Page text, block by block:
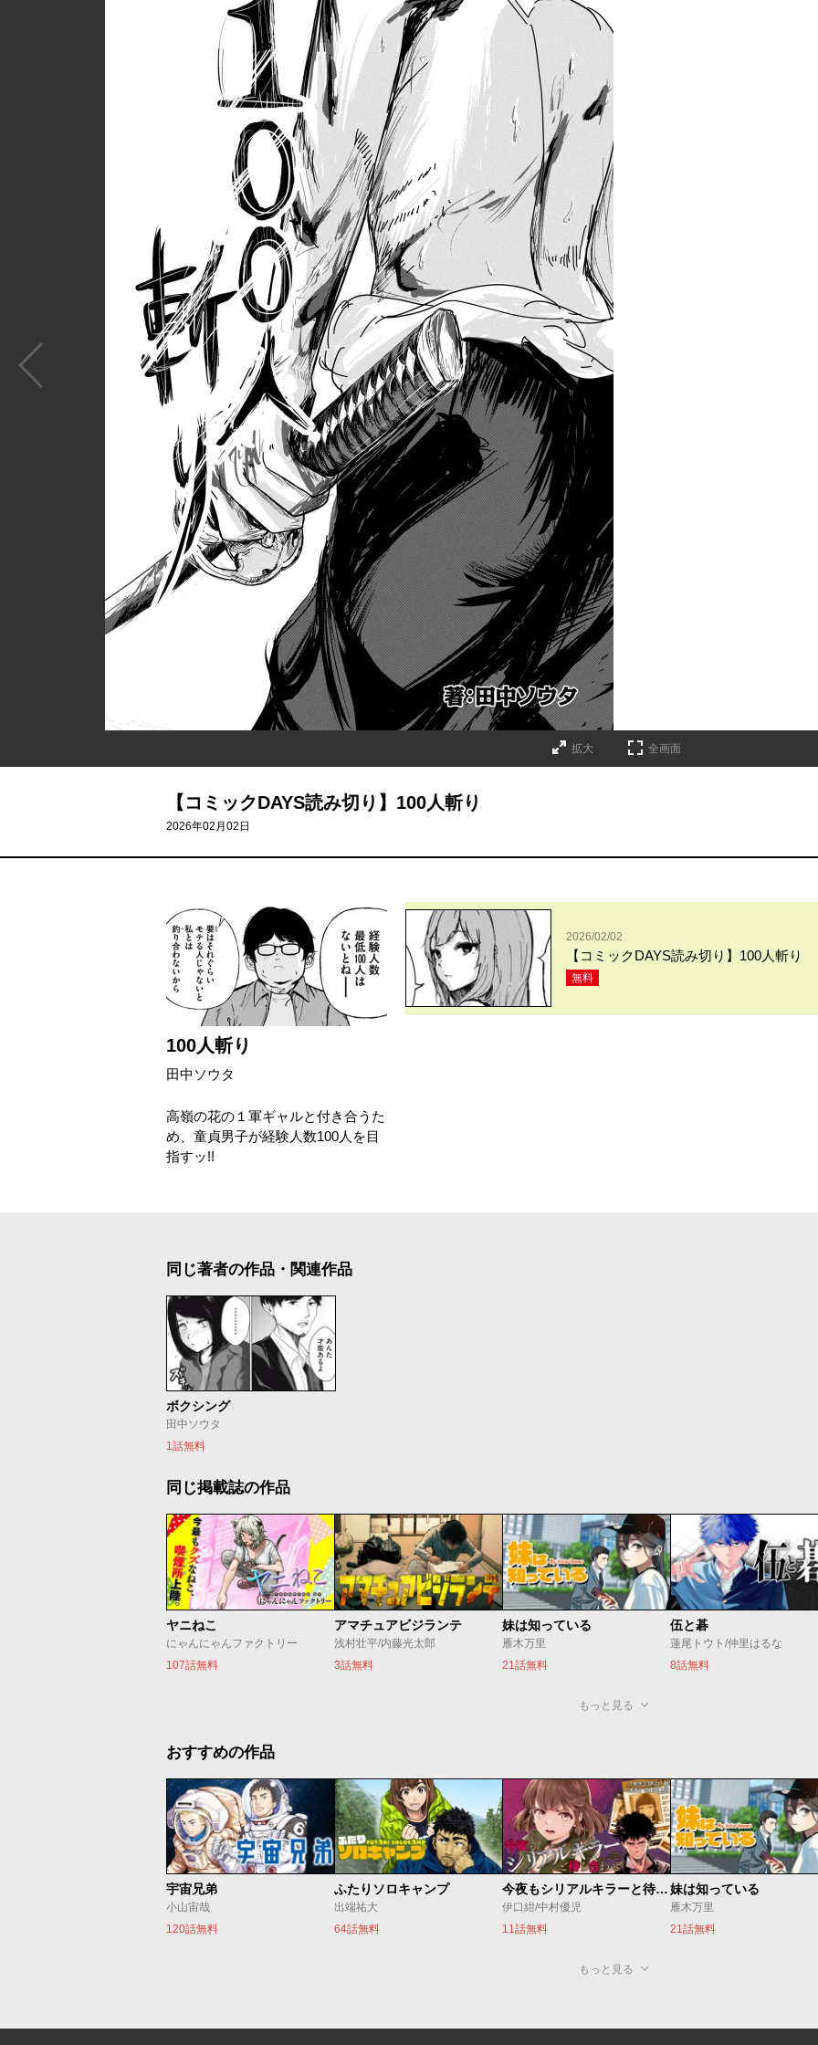
拡大 全画面
【コミックDAYS読み切り】100人斬り
2026年02月02日
100人斬り
田中ソウタ
高嶺の花の１軍ギャルと付き合うた
め、童貞男子が経験人数100人を目
指すッ!!
2026/02/02
【コミックDAYS読み切り】100人斬り
無料
同じ著者の作品・関連作品
ボクシング
田中ソウタ
1話無料
同じ掲載誌の作品
ヤニねこ
にゃんにゃんファクトリー
107話無料
アマチュアビジランテ
浅村壮平/内藤光太郎
3話無料
妹は知っている
雁木万里
21話無料
伍と碁
蓮尾トウト/仲里はるな
8話無料
もっと見る
おすすめの作品
宇宙兄弟
小山宙哉
120話無料
ふたりソロキャンプ
出端祐大
64話無料
今夜もシリアルキラーと待ち合わせ
伊口紺/中村優児
11話無料
妹は知っている
雁木万里
21話無料
もっと見る